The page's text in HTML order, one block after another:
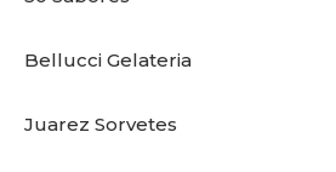
Bellucci Gelateria
Juarez Sorvetes